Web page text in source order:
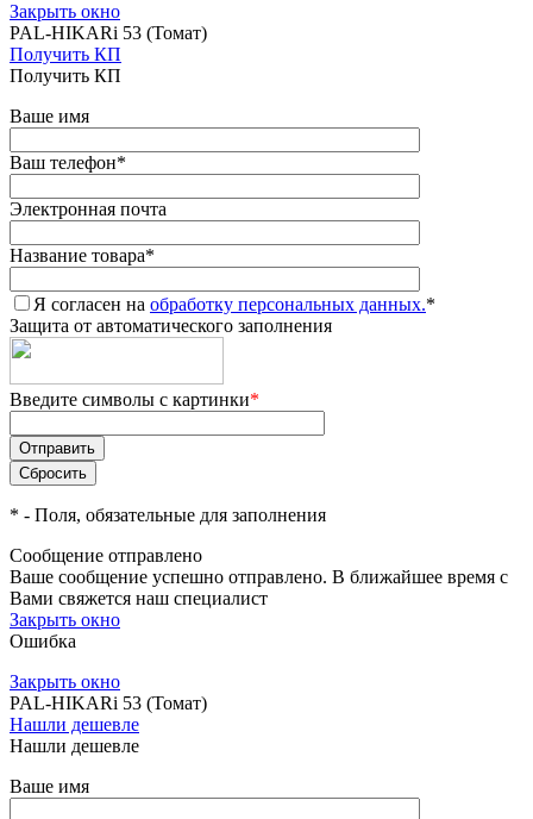
Закрыть окно
PAL-HIKARi 53 (Томат)
Получить КП
Получить КП
Ваше имя
Ваш телефон*
Электронная почта
Название товара*
Я согласен на обработку персональных данных.*
Защита от автоматического заполнения
Введите символы с картинки*
* - Поля, обязательные для заполнения
Сообщение отправлено
Ваше сообщение успешно отправлено. В ближайшее время с
Вами свяжется наш специалист
Закрыть окно
Ошибка
Закрыть окно
PAL-HIKARi 53 (Томат)
Нашли дешевле
Нашли дешевле
Ваше имя